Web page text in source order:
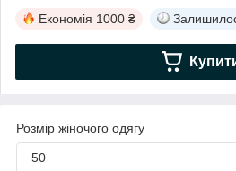
Економія 1000 ₴
Розмір жіночого одягу
50